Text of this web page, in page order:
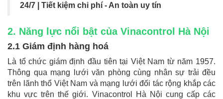
24/7 | Tiết kiệm chi phí - An toàn uy tín
2. Năng lực nổi bật của Vinacontrol Hà Nội
2.1 Giám định hàng hoá
Là tổ chức giám định đầu tiên tại Việt Nam từ năm 1957.
Thông qua mạng lưới văn phòng cùng nhân sự trải đều
trên lãnh thổ Việt Nam và mạng lưới đối tác rộng khắp các
khu vực trên thế giới. Vinacontrol Hà Nội cung cấp các